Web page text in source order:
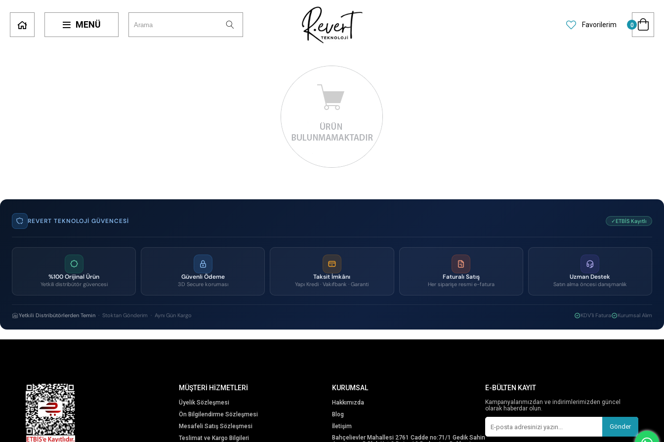
MENÜ Favorilerim 0
REVERT TEKNOLOJI GÜVENCESI ✓ETBİS Kayıtlı
%100 Orijinal Ürün
Yetkili distribütör güvencesi
Güvenli Ödeme
3D Secure koruması
Taksit İmkânı
Yapı Kredi · Vakıfbank · Garanti
Faturalı Satış
Her siparişe resmi e-fatura
Uzman Destek
Satın alma öncesi danışmanlık
Yetkili Distribütörlerden Temin · Stoktan Gönderim · Aynı Gün Kargo KDV'li Fatura Kurumsal Alım
MÜŞTERİ HİZMETLERİ
Üyelik Sözleşmesi
Ön Bilgilendirme Sözleşmesi
Mesafeli Satış Sözleşmesi
Teslimat ve Kargo Bilgileri
KURUMSAL
Hakkımızda
Blog
İletişim
Bahçelievler Mahallesi 2761 Cadde no:71/1 Gedik Sahin
E-BÜLTEN KAYIT
Kampanyalarımızdan ve indirimlerimizden güncel
olarak haberdar olun.
Gönder